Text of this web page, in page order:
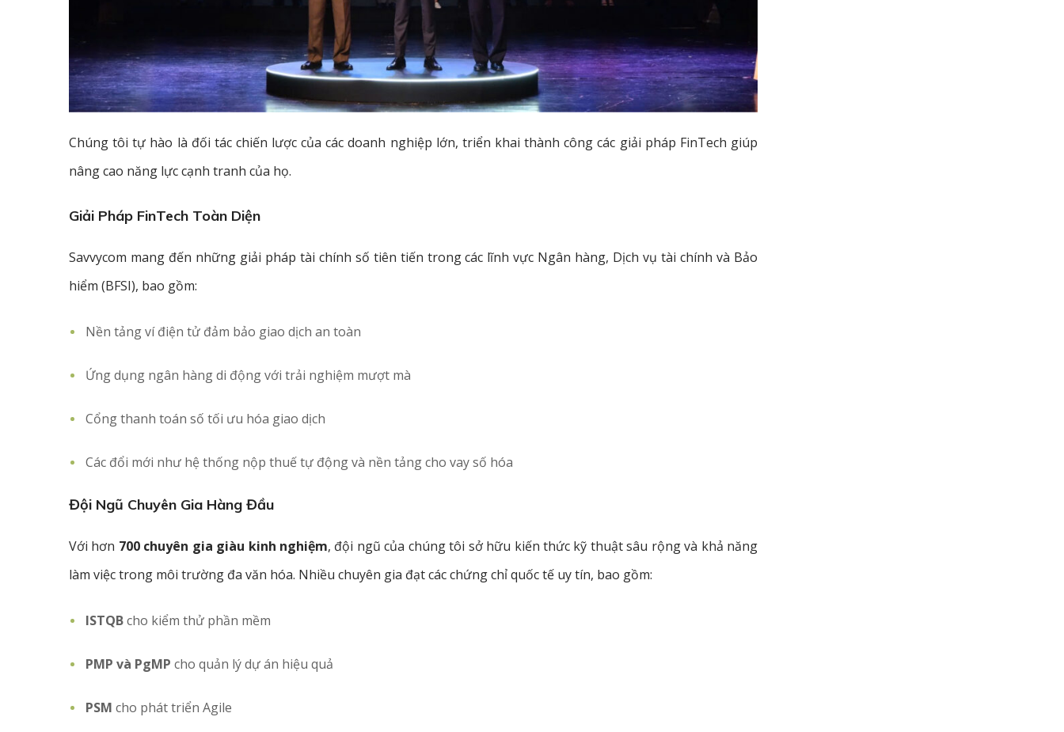
Chúng tôi tự hào là đối tác chiến lược của các doanh nghiệp lớn, triển khai thành công các giải pháp FinTech giúp
nâng cao năng lực cạnh tranh của họ.
Giải Pháp FinTech Toàn Diện
Savvycom mang đến những giải pháp tài chính số tiên tiến trong các lĩnh vực Ngân hàng, Dịch vụ tài chính và Bảo
hiểm (BFSI), bao gồm:
Nền tảng ví điện tử đảm bảo giao dịch an toàn
Ứng dụng ngân hàng di động với trải nghiệm mượt mà
Cổng thanh toán số tối ưu hóa giao dịch
Các đổi mới như hệ thống nộp thuế tự động và nền tảng cho vay số hóa
Đội Ngũ Chuyên Gia Hàng Đầu
Với hơn 700 chuyên gia giàu kinh nghiệm, đội ngũ của chúng tôi sở hữu kiến thức kỹ thuật sâu rộng và khả năng
làm việc trong môi trường đa văn hóa. Nhiều chuyên gia đạt các chứng chỉ quốc tế uy tín, bao gồm:
ISTQBcho kiểm thử phần mềm
PMP và PgMP cho quản lý dự án hiệu quả
PSM cho phát triển Agile